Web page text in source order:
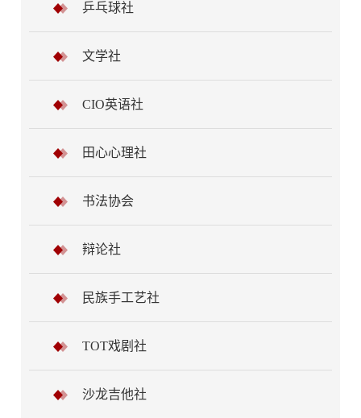
乒乓球社
文学社
CIO英语社
田心心理社
书法协会
辩论社
民族手工艺社
TOT戏剧社
沙龙吉他社